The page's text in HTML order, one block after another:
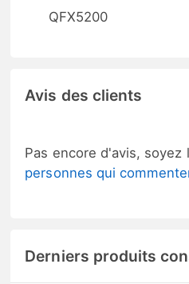
QFX5200
Avis des clients
Pas encore d'avis, soyez
personnes qui
Derniers produits